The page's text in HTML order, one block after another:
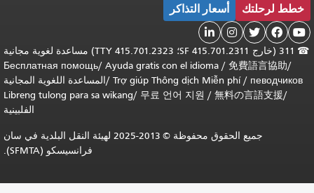
أسعار التذاكر


311 (خارج SF 415.701.2311؛ TTY 415.701.2323) مساعدة لغوية مجانية
/
Ayuda gratis con el idioma
/
Бесплатная помощь
Trợ giúp Thông dịch Miễn phí
/المساعدة اللغوية المجانية
無料
/
무료 언어 지원
/
Libreng tulong para sa wikang
جميع الحقوق محفوظة © 2013-2025 لهيئة النقل البلدية في سان